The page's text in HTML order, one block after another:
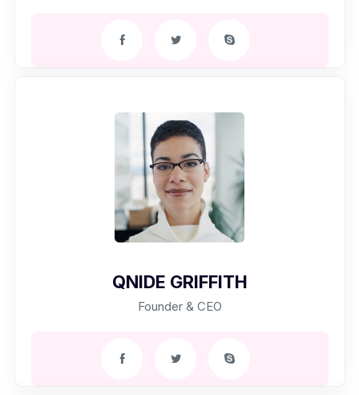
QNIDE GRIFFITH
Founder & CEO